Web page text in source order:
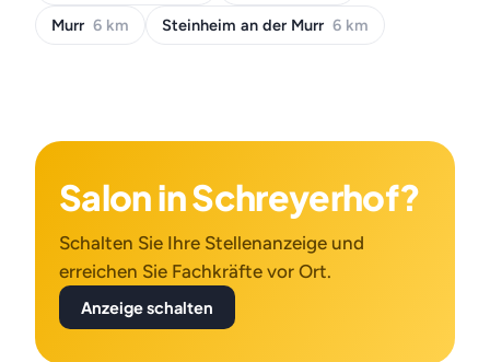
Murr 6 km Steinheim an der Murr 6 km
Salon in Schreyerhof?
Schalten Sie Ihre Stellenanzeige und
erreichen Sie Fachkräfte vor Ort.
Anzeige schalten